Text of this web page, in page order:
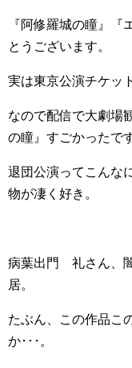
『阿修羅城の瞳』
とうございます。
実は東京公演チケッ
なので配信で大劇場
の瞳』すごかったで
退団公演ってこんな
物が凄く好き。
病葉出門 礼さん、
居。
たぶん、この作品こ
か･･･。